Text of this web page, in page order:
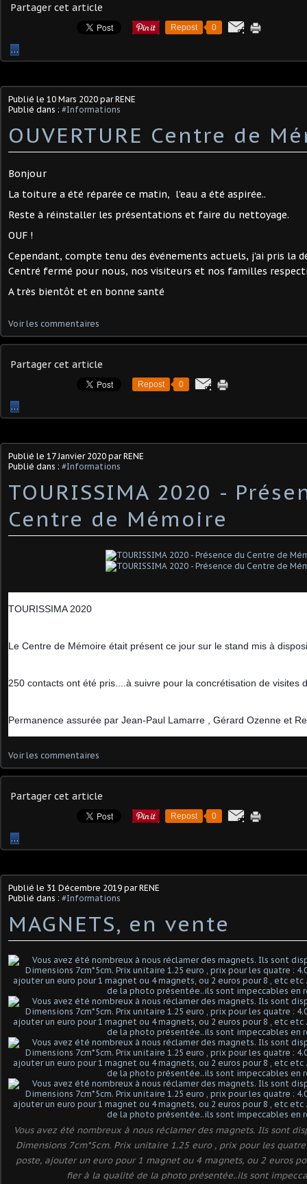
Partager cet article
Repost 0
…
Publié le 10 Mars 2020 par RENE
Publié dans : #Informations
OUVERTURE Centre de
Bonjour
La toiture a été réparée ce matin, l'eau a été aspirée..
Reste à réinstaller les présentations et faire du nettoyage.
OUF !
Cependant, compte tenu des événements actuels, j'ai pris la
Centré fermé pour nous, nos visiteurs et nos familles
A très bientôt et en bonne santé
Voir les commentaires
Partager cet article
Repost 0
…
Publié le 17 Janvier 2020 par RENE
Publié dans : #Informations
TOURISSIMA 2020 -
Centre de Mémoire
TOURISSIMA 2020
Le Centre de Mémoire était présent ce jour sur le stand mis à
250 contacts ont été pris....à suivre pour la concrétisation de visites
Permanence assurée par Jean-Paul Lamarre , Gérard Ozenne et
Voir les commentaires
Partager cet article
Repost 0
…
Publié le 31 Décembre 2019 par RENE
Publié dans : #Informations
MAGNETS, en vente
Vous avez été nombreux à nous réclamer des magnets. Ils sont
Dimensions 7cm*5cm. Prix unitaire 1.25 euro , prix pour les
poste, ajouter un euro pour 1 magnet ou 4 magnets, ou 2 euros
fier à la qualité de la photo présentée..ils sont